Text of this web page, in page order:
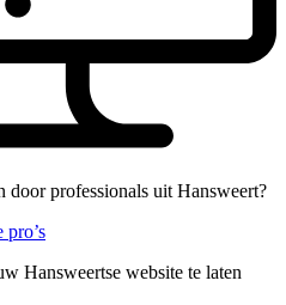
professionals uit Hansweert?
pro’s
Hansweertse website te laten